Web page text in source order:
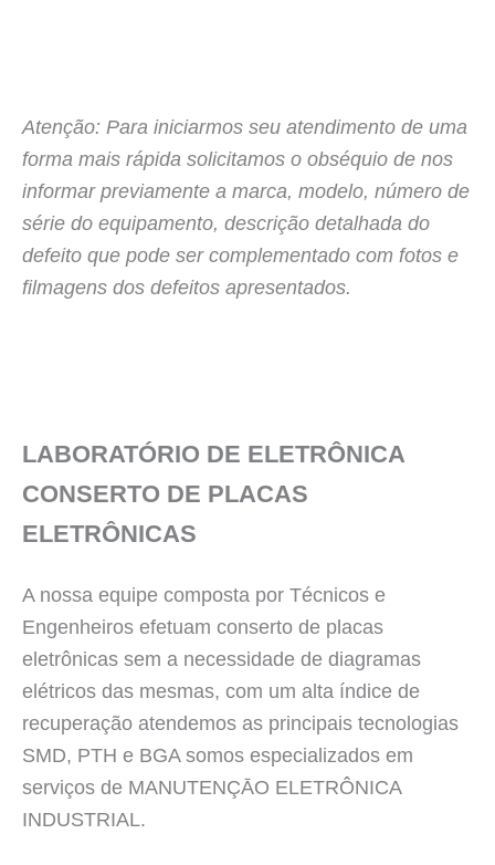
Atenção: Para iniciarmos seu atendimento de uma
forma mais rápida solicitamos o obséquio de nos
informar previamente a marca, modelo, número de
série do equipamento, descrição detalhada do
defeito que pode ser complementado com fotos e
filmagens dos defeitos apresentados.
LABORATÓRIO DE ELETRÔNICA
CONSERTO DE PLACAS
ELETRÔNICAS
A nossa equipe composta por Técnicos e
Engenheiros efetuam conserto de placas
eletrônicas sem a necessidade de diagramas
elétricos das mesmas, com um alta índice de
recuperação atendemos as principais tecnologias
SMD, PTH e BGA somos especializados em
serviços de MANUTENÇĀO ELETRÔNICA
INDUSTRIAL.